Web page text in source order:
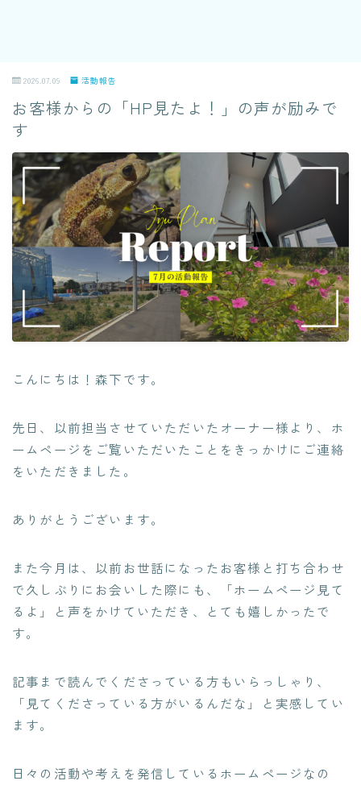
2026.07.09 活動報告
お客様からの「HP見たよ！」の声が励みで
す
こんにちは！森下です。
先日、以前担当させていただいたオーナー様より、ホ
ームページをご覧いただいたことをきっかけにご連絡
をいただきました。
ありがとうございます。
また今月は、以前お世話になったお客様と打ち合わせ
で久しぶりにお会いした際にも、「ホームページ見て
るよ」と声をかけていただき、とても嬉しかったで
す。
記事まで読んでくださっている方もいらっしゃり、
「見てくださっている方がいるんだな」と実感してい
ます。
日々の活動や考えを発信しているホームページなの